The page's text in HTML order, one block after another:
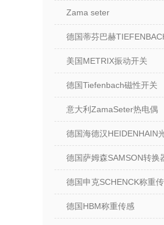
Zama seter
德国蒂芬巴赫
美国METRIX振动开关
德国Tiefenbach磁性开关
意大利ZamaSeter热电偶
德国海德汉HEIDENHAIN
德国萨姆森SAMSON转换
德国申克SCHENCK称重
德国HBM称重传感